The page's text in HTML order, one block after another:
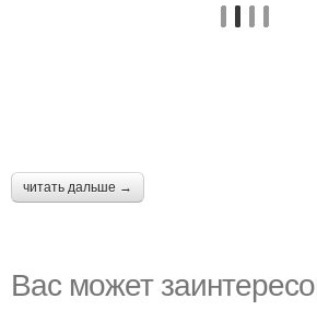
читать дальше →
Вас может